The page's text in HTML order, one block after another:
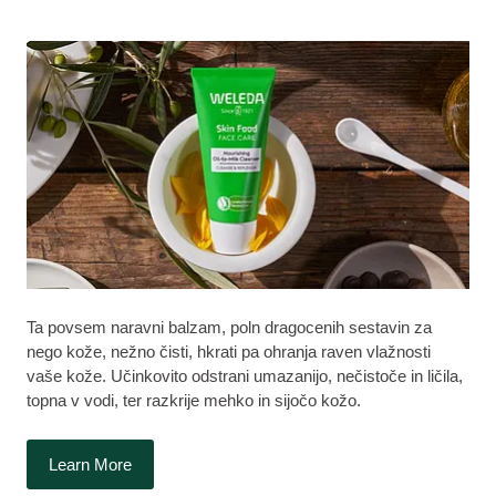
Ta povsem naravni balzam, poln dragocenih sestavin za
nego kože, nežno čisti, hkrati pa ohranja raven vlažnosti
vaše kože. Učinkovito odstrani umazanijo, nečistoče in ličila,
topna v vodi, ter razkrije mehko in sijočo kožo.
Learn More